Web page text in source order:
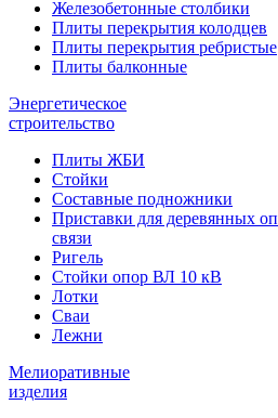
Железобетонные столбики
Плиты перекрытия колодцев
Плиты перекрытия ребристые
Плиты балконные
Энергетическое
строительство
Плиты ЖБИ
Стойки
Составные подножники
Приставки для деревянных
связи
Ригель
Стойки опор ВЛ 10 кВ
Лотки
Сваи
Лежни
Мелиоративные
изделия